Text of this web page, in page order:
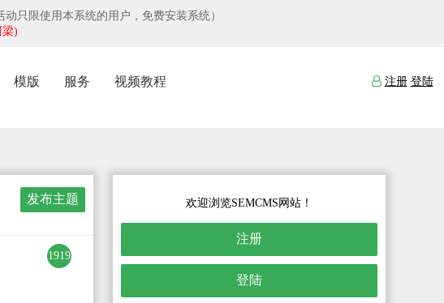
只限使用本系统的用户，免费安装系统）
)
模版 服务 视频教程 注册 登陆
发布主题
1919
欢迎浏览SEMCMS网站！
注册
登陆